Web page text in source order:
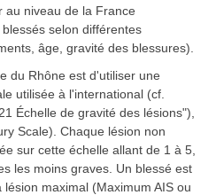
au niveau de la France
selon différentes
âge, gravité des blessures).
du Rhône est d'utiliser une
utilisée à l'international (cf.
Échelle de gravité des lésions"),
Scale). Chaque lésion non
sur cette échelle allant de 1 à 5,
les moins graves. Un blessé est
maximal (Maximum AIS ou